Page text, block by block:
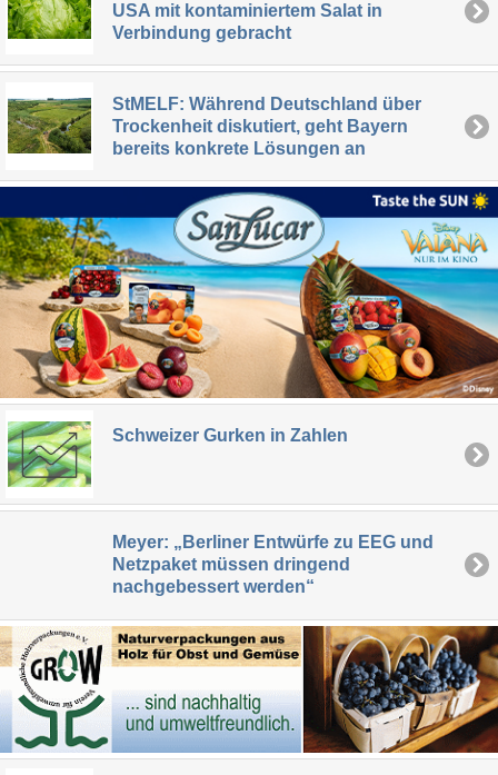
USA mit kontaminiertem Salat in
Verbindung gebracht
StMELF: Während Deutschland über
Trockenheit diskutiert, geht Bayern
bereits konkrete Lösungen an
Schweizer Gurken in Zahlen
Meyer: „Berliner Entwürfe zu EEG und
Netzpaket müssen dringend
nachgebessert werden“